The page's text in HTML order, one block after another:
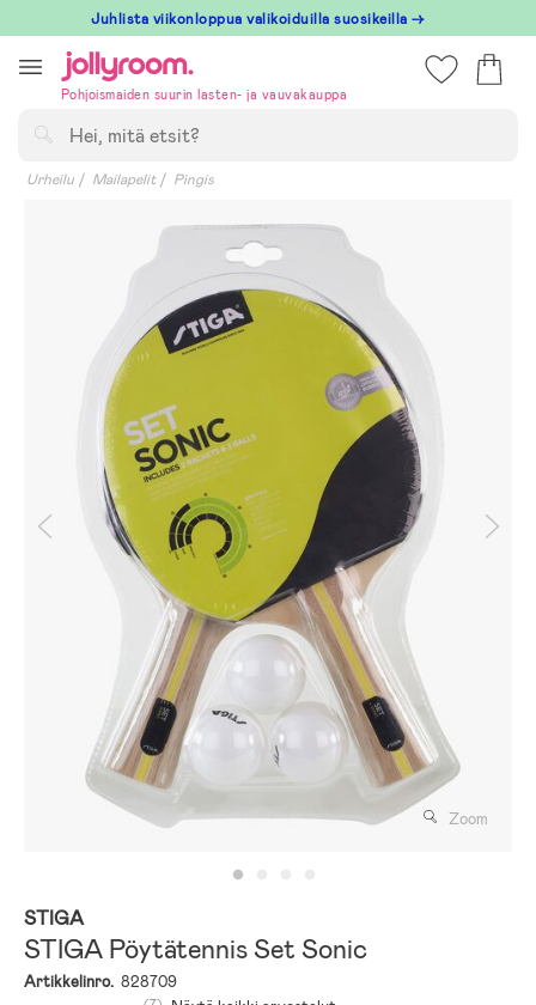
till
innehållet
Juhlista viikonloppua valikoiduilla suosikeilla →
Pohjoismaiden suurin lasten- ja vauvakauppa
Urheilu Mailapelit Pingis
Zoom
STIGA
STIGA Pöytätennis Set Sonic
Artikkelinro. 828709